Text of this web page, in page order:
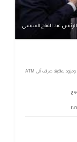
الرئيس عبد الفتاح السيسي
تطوير مكتب بريد بنى سويف المحطة على مساحة ١٠٦ متر مربع ومزود بماكينة صراف آلى ATM